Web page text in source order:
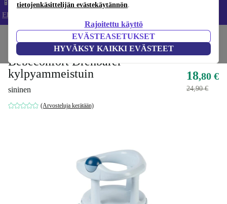
tietojenkäsittelijän evästekäytännön.
Rajoitettu käyttö
EVÄSTEASETUKSET
HYVÄKSY KAIKKI EVÄSTEET
📱 Säästä 5 % LISÄÄ iPhoneista – Koodi: IPHONEDEAL –
Ehdot ja säännöt
Potat ja pesut Kylpyistuimet
Bebeconfort Drehbarer
kylpyammeistuin
sininen
(Arvosteluja kerätään)
18,80 €
24,90 €